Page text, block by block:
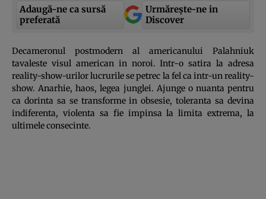
Adaugă-ne ca sursă
preferată
Urmărește-ne in
Discover
Decameronul postmodern al americanului Palahniuk
tavaleste visul american in noroi. Intr-o satira la adresa
reality-show-urilor lucrurile se petrec la fel ca intr-un reality-
show. Anarhie, haos, legea junglei. Ajunge o nuanta pentru
ca dorinta sa se transforme in obsesie, toleranta sa devina
indiferenta, violenta sa fie impinsa la limita extrema, la
ultimele consecinte.